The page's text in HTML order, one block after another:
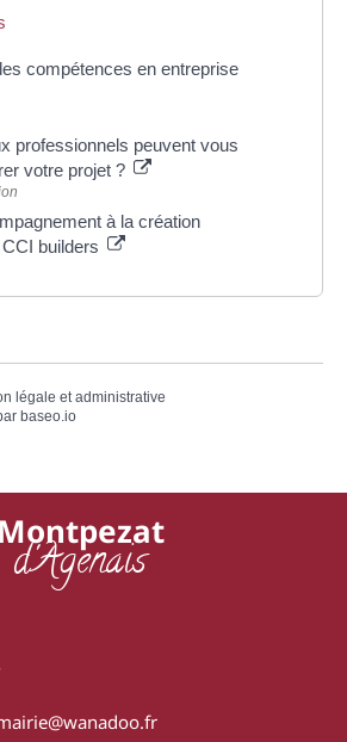
compétences en entreprise
professionnels peuvent vous
votre projet ?
à la création
builders
légale et administrative
baseo.io
Montpezat
d'Agenais